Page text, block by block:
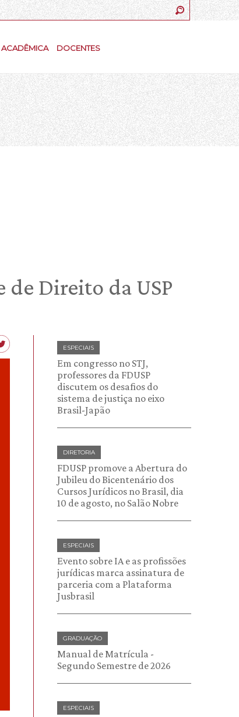
DOCENTES
de Direito da USP
ESPECIAIS
Em congresso no STJ,
professores da FDUSP
discutem os desafios do
sistema de justiça no eixo
Brasil-Japão
DIRETORIA
FDUSP promove a Abertura do
Jubileu do Bicentenário dos
Cursos Jurídicos no Brasil, dia
10 de agosto, no Salão Nobre
ESPECIAIS
Evento sobre IA e as profissões
jurídicas marca assinatura de
parceria com a Plataforma
Jusbrasil
GRADUAÇÃO
Manual de Matrícula -
Segundo Semestre de 2026
ESPECIAIS